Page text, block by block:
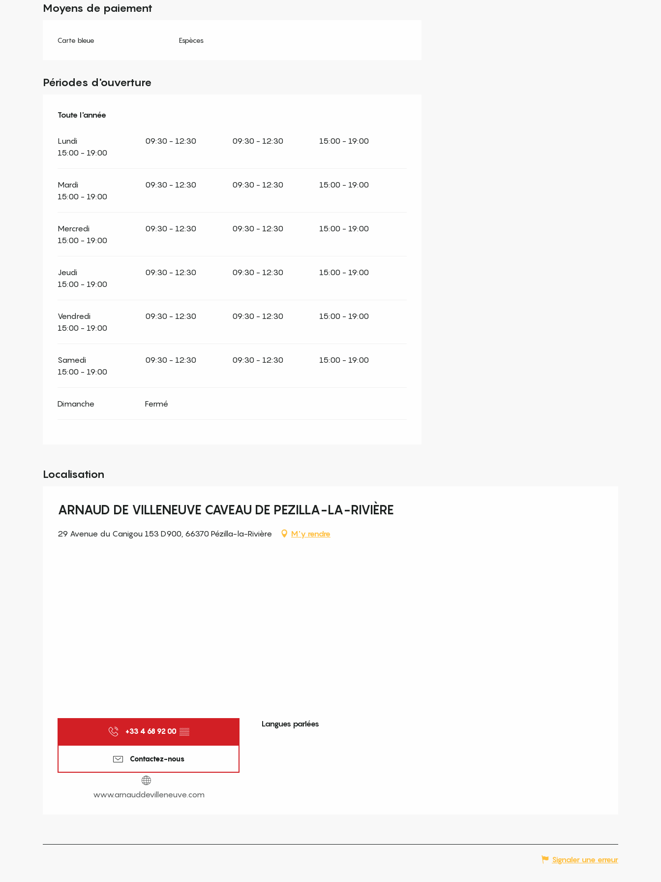
Moyens de paiement
Carte bleue Espèces
Périodes d'ouverture
Toute l'année
Toute l'année
Lundi 09:30 - 12:30 09:30 - 12:30
15:00 - 19:00
15:00 - 19:00
Mardi 09:30 - 12:30 09:30 - 12:30
15:00 - 19:00
15:00 - 19:00
Mercredi 09:30 - 12:30 09:30 - 12:30
15:00 - 19:00
15:00 - 19:00
Jeudi 09:30 - 12:30 09:30 - 12:30
15:00 - 19:00
15:00 - 19:00
Vendredi 09:30 - 12:30 09:30 - 12:30
15:00 - 19:00
15:00 - 19:00
Samedi 09:30 - 12:30 09:30 - 12:30
15:00 - 19:00
15:00 - 19:00
Dimanche Fermé
Localisation
ARNAUD DE VILLENEUVE CAVEAU DE PEZILLA-LA-RIVIÈRE
29 Avenue du Canigou 153 D900, 66370 Pézilla-la-Rivière M'y rendre
+33 4 68 92 00 ▒▒
Contactez-nous
www.arnauddevilleneuve.com
Langues parlées
Langues parlées
Signaler une erreur